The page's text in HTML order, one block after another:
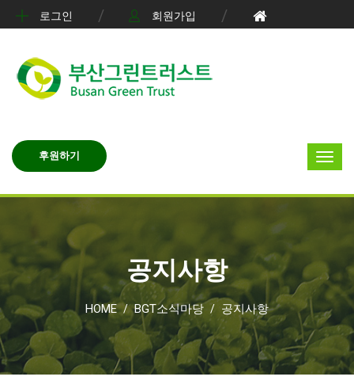
로그인 회원가입
후원하기
공지사항
HOME / BGT소식마당 / 공지사항